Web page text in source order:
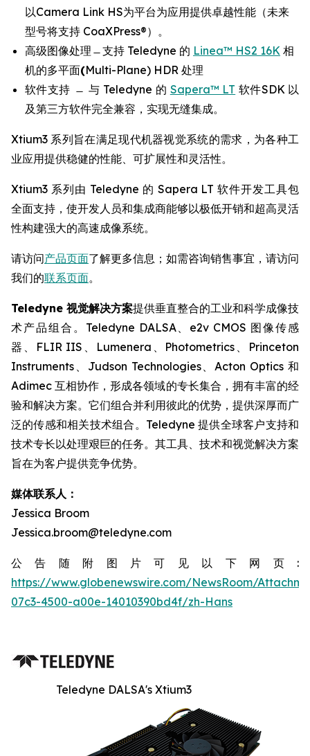
以Camera Link HS为平台为应用提供卓越性能（未来
型号将支持 CoaXPress®）。
高级图像处理 ̶ 支持 Teledyne 的 Linea™ HS2 16K 相
机的多平面(Multi-Plane) HDR 处理
软件支持 ̶ 与 Teledyne 的 Sapera™ LT 软件SDK 以
及第三方软件完全兼容，实现无缝集成。
Xtium3 系列旨在满足现代机器视觉系统的需求，为各种工
业应用提供稳健的性能、可扩展性和灵活性。
Xtium3 系列由 Teledyne 的 Sapera LT 软件开发工具包
全面支持，使开发人员和集成商能够以极低开销和超高灵活
性构建强大的高速成像系统。
请访问产品页面了解更多信息；如需咨询销售事宜，请访问
我们的联系页面。
Teledyne 视觉解决方案提供垂直整合的工业和科学成像技
术产品组合。Teledyne DALSA、e2v CMOS 图像传感
器、FLIR IIS、Lumenera、Photometrics、Princeton
Instruments、Judson Technologies、Acton Optics 和
Adimec 互相协作，形成各领域的专长集合，拥有丰富的经
验和解决方案。它们组合并利用彼此的优势，提供深厚而广
泛的传感和相关技术组合。Teledyne 提供全球客户支持和
技术专长以处理艰巨的任务。其工具、技术和视觉解决方案
旨在为客户提供竞争优势。
媒体联系人：
Jessica Broom
Jessica.broom@teledyne.com
公告随附图片可见以下网页:
https://www.globenewswire.com/NewsRoom/
07c3-4500-a00e-14010390bd4f/zh-Hans
Teledyne DALSA's Xtium3